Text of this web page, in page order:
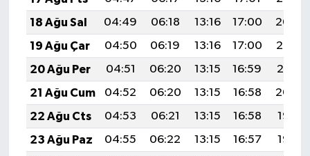
18 Ağu Sal
04:49 06:18 13:16 17:00
20:04
19 Ağu Çar
04:50 06:19 13:16 17:00
20:02
20 Ağu Per
04:51 06:20 13:15 16:59
20:01
21 Ağu Cum
04:52 06:20 13:15 16:58
20:00
22 Ağu Cts
04:53 06:21 13:15 16:58
19:58
23 Ağu Paz
04:55 06:22 13:15 16:57
19:57